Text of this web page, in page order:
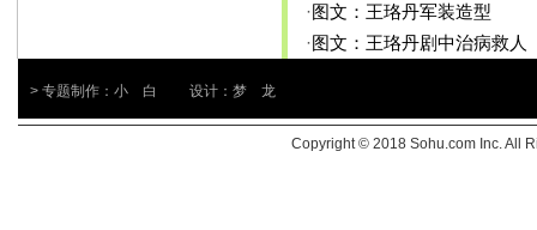
·图文：王珞丹军装造型
·图文：王珞丹剧中治病救人
> 专题制作：小 白 设计：梦 龙
Copyright © 2018 Sohu.com Inc. All